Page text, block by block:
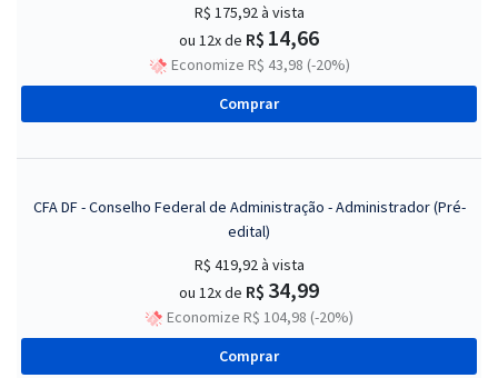
R$ 175,92 à vista
ou 12x de R$ 14,66
Economize R$ 43,98 (-20%)
Comprar
CFA DF - Conselho Federal de Administração - Administrador (Pré-
edital)
R$ 419,92 à vista
ou 12x de R$ 34,99
Economize R$ 104,98 (-20%)
Comprar